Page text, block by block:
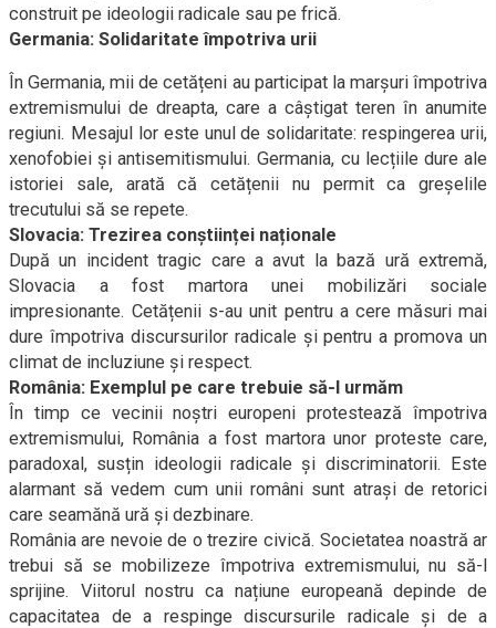
construit pe ideologii radicale sau pe frică.
Germania: Solidaritate împotriva urii
În Germania, mii de cetățeni au participat la marșuri împotriva
extremismului de dreapta, care a câștigat teren în anumite
regiuni. Mesajul lor este unul de solidaritate: respingerea urii,
xenofobiei și antisemitismului. Germania, cu lecțiile dure ale
istoriei sale, arată că cetățenii nu permit ca greșelile
trecutului să se repete.
Slovacia: Trezirea conștiinței naționale
După un incident tragic care a avut la bază ură extremă,
Slovacia a fost martora unei mobilizări sociale
impresionante. Cetățenii s-au unit pentru a cere măsuri mai
dure împotriva discursurilor radicale și pentru a promova un
climat de incluziune și respect.
România: Exemplul pe care trebuie să-l urmăm
În timp ce vecinii noștri europeni protestează împotriva
extremismului, România a fost martora unor proteste care,
paradoxal, susțin ideologii radicale și discriminatorii. Este
alarmant să vedem cum unii români sunt atrași de retorici
care seamănă ură și dezbinare.
România are nevoie de o trezire civică. Societatea noastră ar
trebui să se mobilizeze împotriva extremismului, nu să-l
sprijine. Viitorul nostru ca națiune europeană depinde de
capacitatea de a respinge discursurile radicale și de a